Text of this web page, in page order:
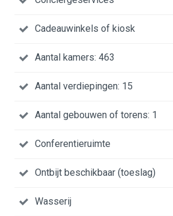
Cadeauwinkels of kiosk
Aantal kamers: 463
Aantal verdiepingen: 15
Aantal gebouwen of torens: 1
Conferentieruimte
Ontbijt beschikbaar (toeslag)
Wasserij